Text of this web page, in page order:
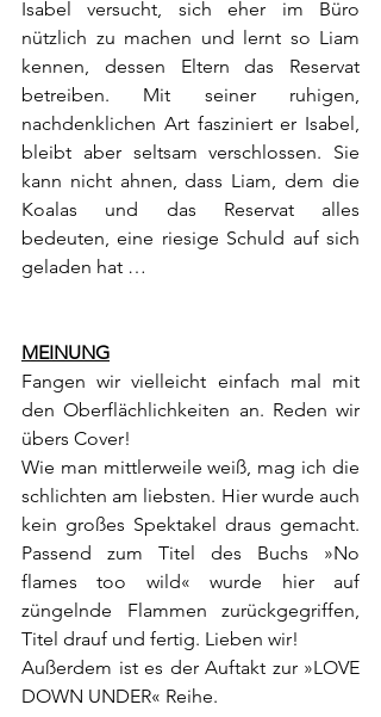
Isabel versucht, sich eher im Büro
nützlich zu machen und lernt so Liam
kennen, dessen Eltern das Reservat
betreiben. Mit seiner ruhigen,
nachdenklichen Art fasziniert er Isabel,
bleibt aber seltsam verschlossen. Sie
kann nicht ahnen, dass Liam, dem die
Koalas und das Reservat alles
bedeuten, eine riesige Schuld auf sich
geladen hat …
MEINUNG
Fangen wir vielleicht einfach mal mit
den Oberflächlichkeiten an. Reden wir
übers Cover!
Wie man mittlerweile weiß, mag ich die
schlichten am liebsten. Hier wurde auch
kein großes Spektakel draus gemacht.
Passend zum Titel des Buchs »No
flames too wild« wurde hier auf
züngelnde Flammen zurückgegriffen,
Titel drauf und fertig. Lieben wir!
Außerdem ist es der Auftakt zur »LOVE
DOWN UNDER« Reihe.